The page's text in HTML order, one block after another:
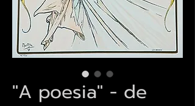
"A poesia" - de